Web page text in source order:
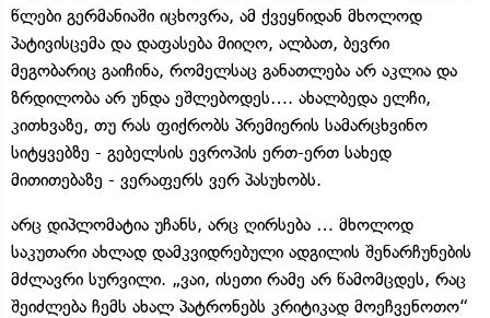
წლები გერმანიაში იცხოვრა, ამ ქვეყნიდან მხოლოდ
პატივისცემა და დაფასება მიიღო, ალბათ, ბევრი
მეგობარიც გაიჩინა, რომელსაც განათლება არ აკლია და
ზრდილობა არ უნდა ეშლებოდეს…. ახალბედა ელჩი,
კითხვაზე, თუ რას ფიქრობს პრემიერის სამარცხვინო
სიტყვებზე - გებელსის ევროპის ერთ-ერთ სახედ
მითითებაზე - ვერაფერს ვერ პასუხობს.
არც დიპლომატია უჩანს, არც ღირსება … მხოლოდ
საკუთარი ახლად დამკვიდრებული ადგილის შენარჩუნების
მძლავრი სურვილი. „ვაი, ისეთი რამე არ წამომცდეს, რაც
შეიძლება ჩემს ახალ პატრონებს კრიტიკად მოეჩვენოთო“